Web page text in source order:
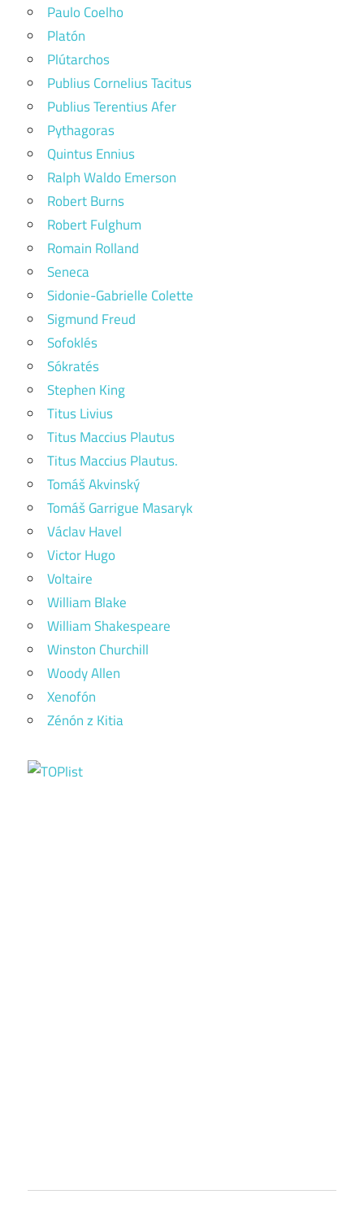
Paulo Coelho
Platón
Plútarchos
Publius Cornelius Tacitus
Publius Terentius Afer
Pythagoras
Quintus Ennius
Ralph Waldo Emerson
Robert Burns
Robert Fulghum
Romain Rolland
Seneca
Sidonie-Gabrielle Colette
Sigmund Freud
Sofoklés
Sókratés
Stephen King
Titus Livius
Titus Maccius Plautus
Titus Maccius Plautus.
Tomáš Akvinský
Tomáš Garrigue Masaryk
Václav Havel
Victor Hugo
Voltaire
William Blake
William Shakespeare
Winston Churchill
Woody Allen
Xenofón
Zénón z Kitia